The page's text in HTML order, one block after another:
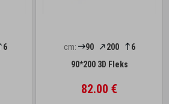
6
cm: 90 200
6
90*200 3D Fleks
82.00 €